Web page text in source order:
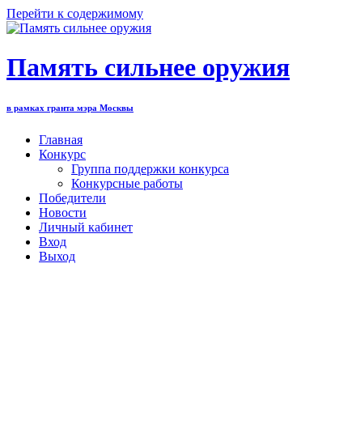
Перейти к содержимому
Память сильнее оружия
в рамках гранта мэра Москвы
Главная
Конкурс
Группа поддержки конкурса
Конкурсные работы
Победители
Новости
Личный кабинет
Вход
Выход